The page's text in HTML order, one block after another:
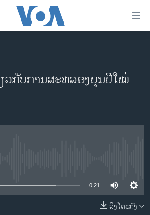
າທີບໍດີ ສະຫະລັດ 2024
ວ​ກັບ​ການ​ສະ​ຫລອງ​ບຸນ​ປີ​ໃໝ່​
0:21
ລິງໂດຍກົງ